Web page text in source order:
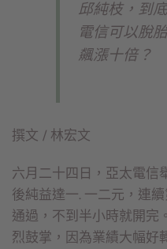
邱純枝，到
電信可以脫
飆漲十倍？
撰文 / 林宏文
六月二十四日，亞太電信
後純益達一. 一二元，連
通過，不到半小時就開完
烈鼓掌，因為業績大幅好